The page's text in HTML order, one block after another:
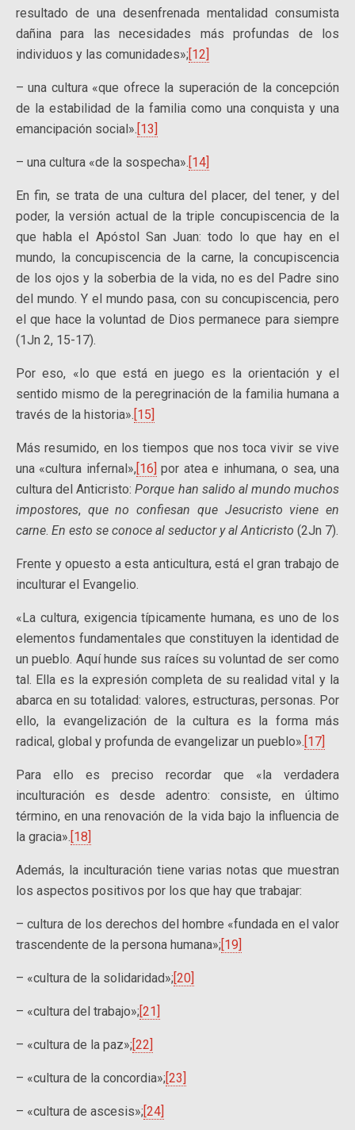
resultado de una desenfrenada mentalidad consumista
dañina para las necesidades más profundas de los
individuos y las comunidades»;[12]
– una cultura «que ofrece la superación de la concepción
de la estabilidad de la familia como una conquista y una
emancipación social».[13]
– una cultura «de la sospecha».[14]
En fin, se trata de una cultura del placer, del tener, y del
poder, la versión actual de la triple concupiscencia de la
que habla el Apóstol San Juan: todo lo que hay en el
mundo, la concupiscencia de la carne, la concupiscencia
de los ojos y la soberbia de la vida, no es del Padre sino
del mundo. Y el mundo pasa, con su concupiscencia, pero
el que hace la voluntad de Dios permanece para siempre
(1Jn 2, 15-17).
Por eso, «lo que está en juego es la orientación y el
sentido mismo de la peregrinación de la familia humana a
través de la historia».[15]
Más resumido, en los tiempos que nos toca vivir se vive
una «cultura infernal»,[16] por atea e inhumana, o sea, una
cultura del Anticristo:Porque han salido al mundo muchos
impostores, que no confiesan que Jesucristo viene en
carne. En esto se conoce al seductor y al Anticristo (2Jn 7).
Frente y opuesto a esta anticultura, está el gran trabajo de
inculturar el Evangelio.
«La cultura, exigencia típicamente humana, es uno de los
elementos fundamentales que constituyen la identidad de
un pueblo. Aquí hunde sus raíces su voluntad de ser como
tal. Ella es la expresión completa de su realidad vital y la
abarca en su totalidad: valores, estructuras, personas. Por
ello, la evangelización de la cultura es la forma más
radical, global y profunda de evangelizar un pueblo».[17]
Para ello es preciso recordar que «la verdadera
inculturación es desde adentro: consiste, en último
término, en una renovación de la vida bajo la influencia de
la gracia».[18]
Además, la inculturación tiene varias notas que muestran
los aspectos positivos por los que hay que trabajar:
– cultura de los derechos del hombre «fundada en el valor
trascendente de la persona humana»;[19]
– «cultura de la solidaridad»;[20]
– «cultura del trabajo»;[21]
– «cultura de la paz»;[22]
– «cultura de la concordia»;[23]
– «cultura de ascesis»;[24]